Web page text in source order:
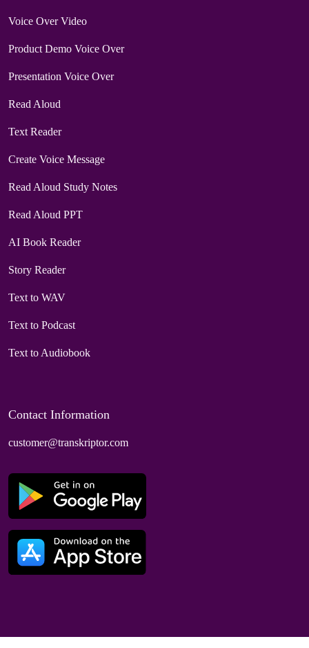
Voice Over Video
Product Demo Voice Over
Presentation Voice Over
Read Aloud
Text Reader
Create Voice Message
Read Aloud Study Notes
Read Aloud PPT
AI Book Reader
Story Reader
Text to WAV
Text to Podcast
Text to Audiobook
Contact Information
customer@transkriptor.com